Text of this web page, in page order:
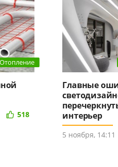
Отопление
518
Главные
интерьер
5 ноября, 14:11